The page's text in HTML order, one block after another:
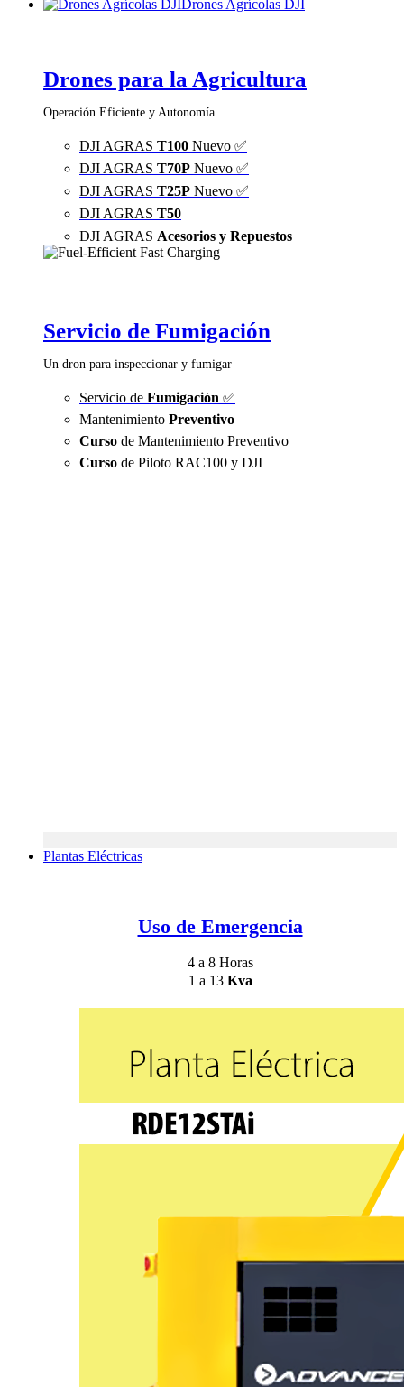
Drones Agrícolas DJI
Drones para la Agricultura
Operación Eficiente y Autonomía
DJI AGRAS T100 Nuevo ✅
DJI AGRAS T70P Nuevo ✅
DJI AGRAS T25P Nuevo ✅
DJI AGRAS T50
DJI AGRAS Acesorios y Repuestos
Servicio de Fumigación
Un dron para inspeccionar y fumigar
Servicio de Fumigación ✅
Mantenimiento Preventivo
Curso de Mantenimiento Preventivo
Curso de Piloto RAC100 y DJI
Plantas Eléctricas
Uso de Emergencia
4 a 8 Horas
1 a 13 Kva